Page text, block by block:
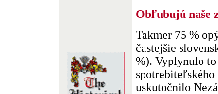
Obľubujú naše
Takmer 75 %
častejšie
%). Vyplynulo
uskutočnilo